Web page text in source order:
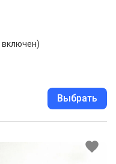
Выбрать